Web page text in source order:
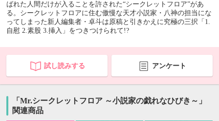
ばれた人間だけが入ることを許された“シークレットフロア”があ
る。シークレットフロアに住む傲慢な天才小説家・八神の担当にな
ってしまった新人編集者・卓斗は原稿と引きかえに究極の三択「1.
自慰 2.素股 3.挿入」をつきつけられて!?
試し読みする アンケート
「Mr.シークレットフロア ～小説家の戯れなひびき～」
関連商品